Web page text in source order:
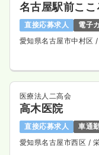
日勤のみ（パート
給与 時給1,600円〜
時間 8:30～17:30（
訪問診療正看護師
名古屋駅前こ
直接応募求人
電子
愛知県名古屋市中村区
医療法人二高会
高木医院
直接応募求人
車通
愛知県名古屋市西区 /